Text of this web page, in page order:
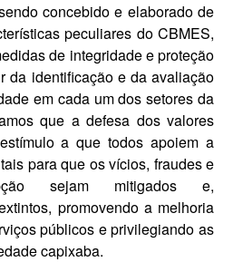
concebido e elaborado de
peculiares do CBMES,
de integridade e proteção
da identificação e da avaliação
em cada um dos setores da
que a defesa dos valores
a que todos apoiem a
para que os vícios, fraudes e
sejam mitigados e,
promovendo a melhoria
públicos e privilegiando as
capixaba.